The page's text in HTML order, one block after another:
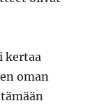
kertaa
oman